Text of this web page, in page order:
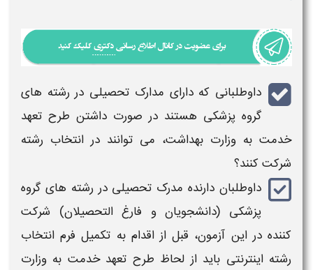
داوطلبانی که دارای مدارک تحصیلی در رشته های
گروه پزشكی هستند در صورت داشتن طرح تعهد
خدمت به وزارت بهداشت، می توانند در انتخاب رشته
شرکت کنند؟
داوطلبان دارنده مدرک تحصیلی در رشته های گروه
پزشكی (دانشجویان و فارغ التحصیلان) شركت
كننده در این آزمون، قبل از اقدام به تكمیل فرم انتخاب
رشتهاینترنتی باید از لحاظ طرح تعهد خدمت به وزارت